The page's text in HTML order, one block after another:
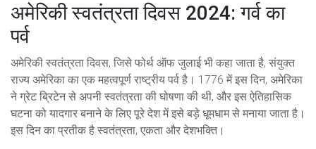
अमेरिकी स्वतंत्रता दिवस 2024: गर्व का
पर्व
अमेरिकी स्वतंत्रता दिवस, जिसे फोर्थ ऑफ जुलाई भी कहा जाता है, संयुक्त
राज्य अमेरिका का एक महत्वपूर्ण राष्ट्रीय पर्व है। 1776 में इस दिन, अमेरिका
ने ग्रेट ब्रिटेन से अपनी स्वतंत्रता की घोषणा की थी, और इस ऐतिहासिक
घटना को यादगार बनाने के लिए पूरे देश में इसे बड़े धूमधाम से मनाया जाता है।
इस दिन का प्रतीक है स्वतंत्रता, एकता और देशभक्ति।